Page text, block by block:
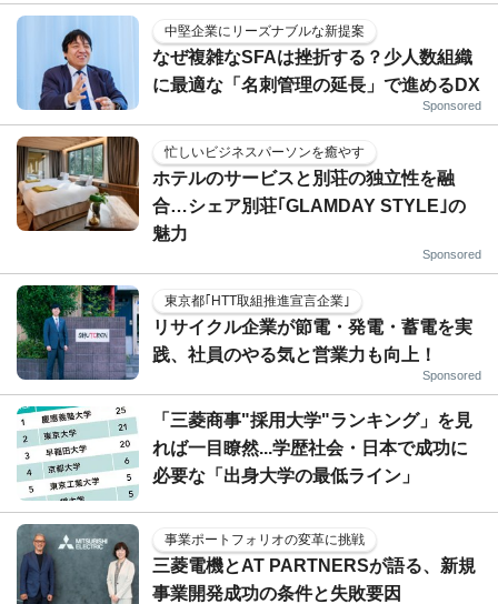
中堅企業にリーズナブルな新提案
なぜ複雑なSFAは挫折する？少人数組織
に最適な「名刺管理の延長」で進めるDX
Sponsored
忙しいビジネスパーソンを癒やす
ホテルのサービスと別荘の独立性を融
合…シェア別荘｢GLAMDAY STYLE｣の
魅力
Sponsored
東京都｢HTT取組推進宣言企業｣
リサイクル企業が節電・発電・蓄電を実
践、社員のやる気と営業力も向上！
Sponsored
「三菱商事"採用大学"ランキング」を見
れば一目瞭然...学歴社会・日本で成功に
必要な「出身大学の最低ライン」
事業ポートフォリオの変革に挑戦
三菱電機とAT PARTNERSが語る、新規
事業開発成功の条件と失敗要因